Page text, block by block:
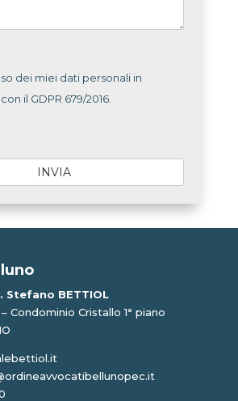
dei miei dati personali in
il GDPR 679/2016.
Stefano BETTIOL
Condominio Cristallo 1° piano